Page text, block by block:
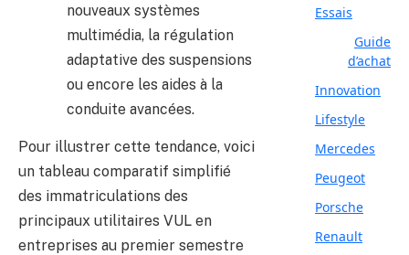
nouveaux systèmes
multimédia, la régulation
adaptative des suspensions
ou encore les aides à la
conduite avancées.
Pour illustrer cette tendance, voici
un tableau comparatif simplifié
des immatriculations des
principaux utilitaires VUL en
entreprises au premier semestre
Essais
Guide
d’achat
Innovation
Lifestyle
Mercedes
Peugeot
Porsche
Renault